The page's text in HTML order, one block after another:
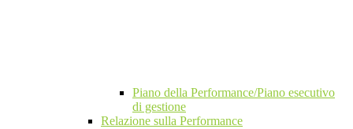
Piano della Performance/Piano esecutivo
di gestione
Relazione sulla Performance